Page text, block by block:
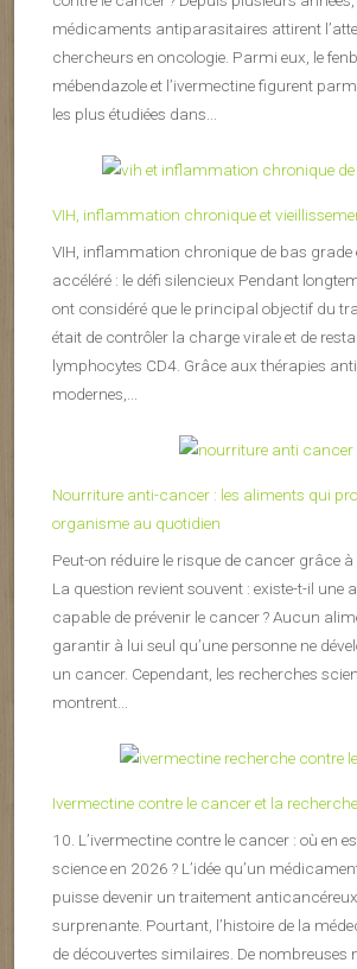
médicaments antiparasitaires attirent
chercheurs en oncologie. Parmi eux, le
mébendazole et l’ivermectine figurent
les plus étudiées dans...
VIH, inflammation chronique et
VIH, inflammation chronique de bas grade
accéléré : le défi silencieux Pendant
ont considéré que le principal objectif du
était de contrôler la charge virale et de
lymphocytes CD4. Grâce aux thérapies
modernes,...
Nourriture anti-cancer : les aliments qui
organisme au quotidien
Peut-on réduire le risque de cancer grâce à
La question revient souvent : existe-t-il une
capable de prévenir le cancer ? Aucun
garantir à lui seul qu’une personne ne
un cancer. Cependant, les recherches
montrent...
Ivermectine contre le cancer et la recherche
10. L’ivermectine contre le cancer : où en
science en 2026 ? L’idée qu’un
puisse devenir un traitement
surprenante. Pourtant, l’histoire de la
de découvertes similaires. De nombreuses